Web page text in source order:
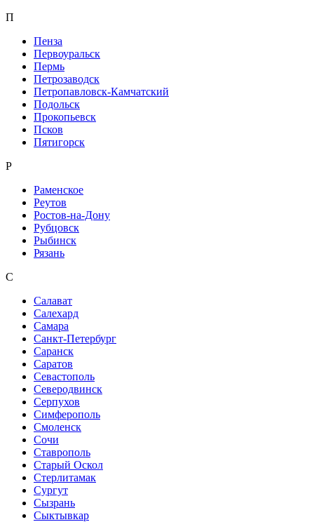
П
Пенза
Первоуральск
Пермь
Петрозаводск
Петропавловск-Камчатский
Подольск
Прокопьевск
Псков
Пятигорск
Р
Раменское
Реутов
Ростов-на-Дону
Рубцовск
Рыбинск
Рязань
С
Салават
Салехард
Самара
Санкт-Петербург
Саранск
Саратов
Севастополь
Северодвинск
Серпухов
Симферополь
Смоленск
Сочи
Ставрополь
Старый Оскол
Стерлитамак
Сургут
Сызрань
Сыктывкар